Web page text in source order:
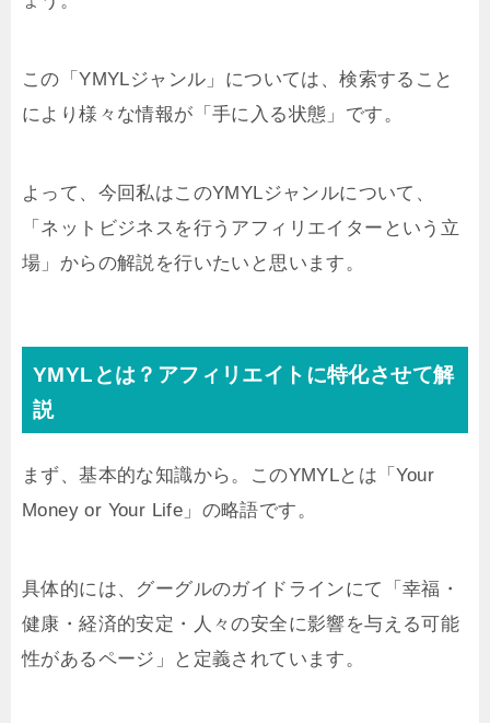
この「YMYLジャンル」については、検索すること
により様々な情報が「手に入る状態」です。
よって、今回私はこのYMYLジャンルについて、
「ネットビジネスを行うアフィリエイターという立
場」からの解説を行いたいと思います。
YMYLとは？アフィリエイトに特化させて解
説
まず、基本的な知識から。このYMYLとは「Your
Money or Your Life」の略語です。
具体的には、グーグルのガイドラインにて「幸福・
健康・経済的安定・人々の安全に影響を与える可能
性があるページ」と定義されています。